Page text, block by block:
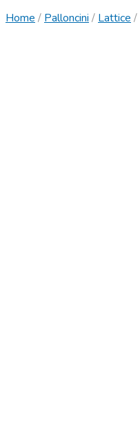
Home / Palloncini / Lattice /